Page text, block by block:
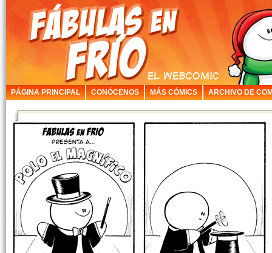
PÁGINA PRINCIPAL CONÓCENOS MÁS CÓMICS ARCHIVO DE